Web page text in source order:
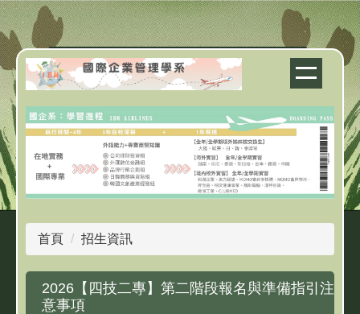
跳
到
主
要
內
容
區
首頁 招生資訊
2026【四技二專】第二階段報名與準備指引注
意事項